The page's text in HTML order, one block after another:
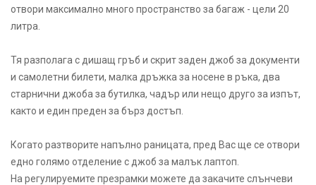
отвори максимално много пространство за багаж - цели 20
литра.
Тя разполага с дишащ гръб и скрит заден джоб за документи
и самолетни билети, малка дръжка за носене в ръка, два
старнични джоба за бутилка, чадър или нещо друго за изпът,
както и един преден за бърз достъп.
Когато разтворите напълно раницата, пред Вас ще се отвори
едно голямо отделение с джоб за малък лаптоп.
На регулируемите презрамки можете да закачите слънчеви